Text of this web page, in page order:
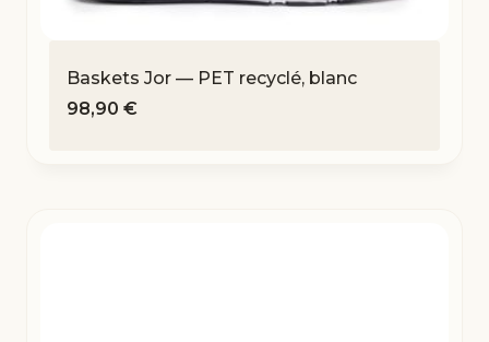
Baskets Jor — PET recyclé, blanc
98,90 €